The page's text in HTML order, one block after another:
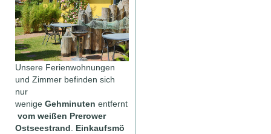
Unsere Ferienwohnungen
und Zimmer befinden sich
nur
wenige Gehminuten entfernt
vom weißen Prerower
Ostseestrand. Einkaufsmö